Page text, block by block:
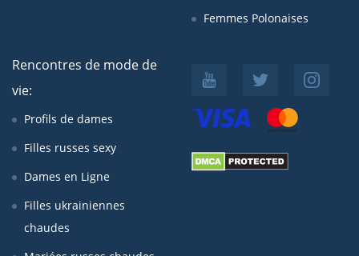
Femmes Polonaises
Rencontres de mode de
vie:
Profils de dames
Filles russes sexy
Dames en Ligne
Filles ukrainiennes
chaudes